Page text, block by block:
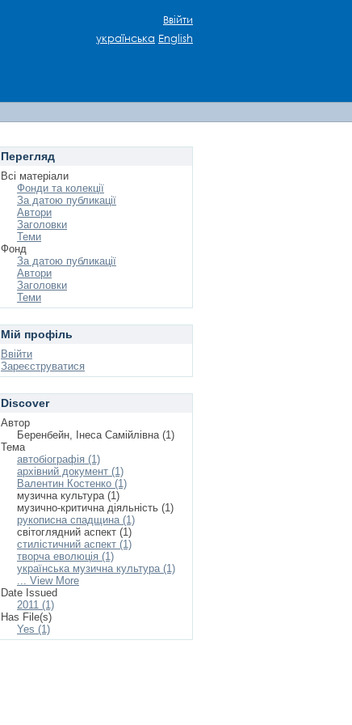
Ввійти
українська English
Перегляд
Всі матеріали
Фонди та колекції
За датою публикації
Автори
Заголовки
Теми
Фонд
За датою публикації
Автори
Заголовки
Теми
Мій профіль
Ввійти
Зареєструватися
Discover
Автор
Беренбейн, Інеса Самійлівна (1)
Тема
автобіографія (1)
архівний документ (1)
Валентин Костенко (1)
музична культура (1)
музично-критична діяльність (1)
рукописна спадщина (1)
світоглядний аспект (1)
стилістичний аспект (1)
творча еволюція (1)
українська музична культура (1)
... View More
Date Issued
2011 (1)
Has File(s)
Yes (1)